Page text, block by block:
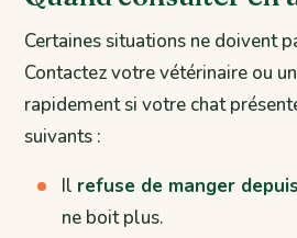
Certaines situations ne doivent
Contactez votre vétérinaire ou
rapidement si votre chat
suivants :
Il refuse de manger
ne boit plus.